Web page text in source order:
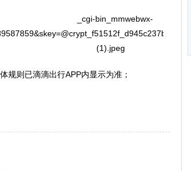
规则已滴滴出行APP内显示为准；